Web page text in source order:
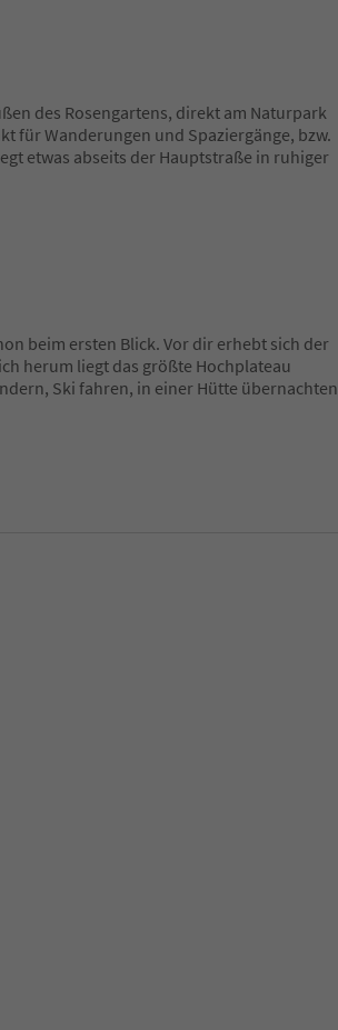
des Rosengartens, direkt am Naturpark
für Wanderungen und Spaziergänge, bzw.
etwas abseits der Hauptstraße in ruhiger
beim ersten Blick. Vor dir erhebt sich der
herum liegt das größte Hochplateau
Ski fahren, in einer Hütte übernachten